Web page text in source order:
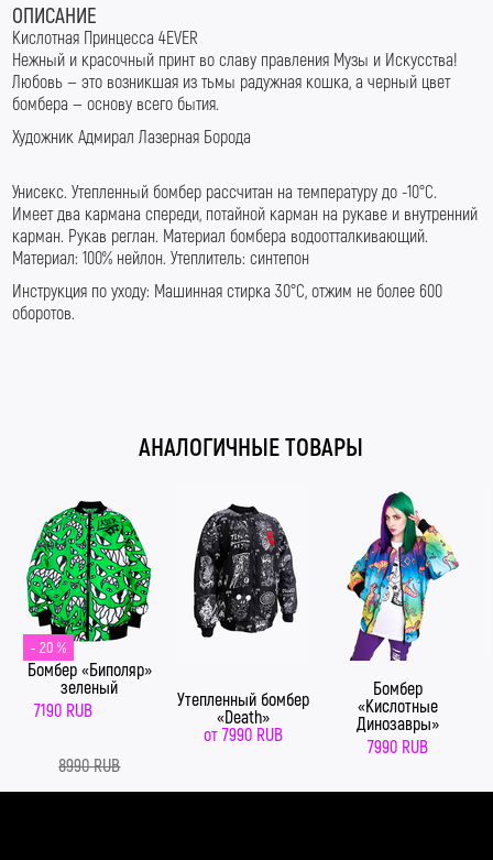
ОПИСАНИЕ
Кислотная Принцесса 4EVER
Нежный и красочный принт во славу правления Музы и Искусства!
Любовь — это возникшая из тьмы радужная кошка, а черный цвет
бомбера — основу всего бытия.
Художник Адмирал Лазерная Борода
Унисекс. Утепленный бомбер рассчитан на температуру до -10°C.
Имеет два кармана спереди, потайной карман на рукаве и внутренний
карман. Рукав реглан. Материал бомбера водоотталкивающий.
Материал: 100% нейлон. Утеплитель: синтепон
Инструкция по уходу: Машинная стирка 30°С, отжим не более 600
оборотов.
АНАЛОГИЧНЫЕ ТОВАРЫ
- 20 %
Бомбер «Биполяр»
зеленый
7190 RUB
8990 RUB
Утепленный бомбер
«Death»
от 7990 RUB
Бомбер
«Кислотные
Динозавры»
7990 RUB